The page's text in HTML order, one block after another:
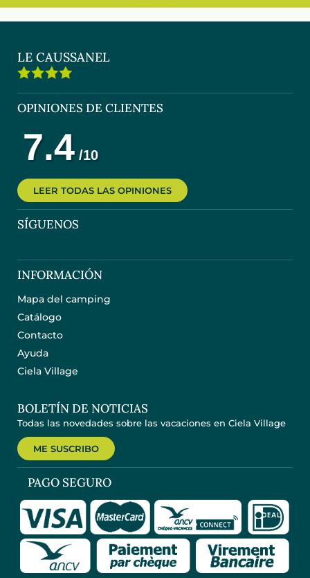
LE CAUSSANEL
OPINIONES DE CLIENTES
LEER TODAS LAS OPINIONES
SÍGUENOS
INFORMACIÓN
Mapa del camping
Catálogo
Contacto
Ayuda
Ciela Village
BOLETÍN DE NOTICIAS
Todas las novedades sobre las vacaciones en Ciela Village
ME SUSCRIBO
PAGO SEGURO